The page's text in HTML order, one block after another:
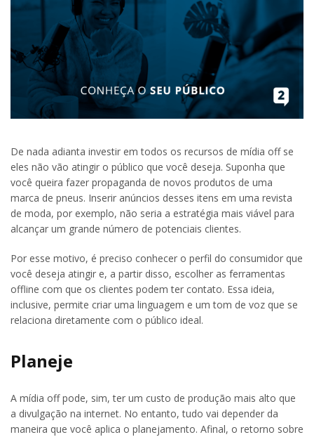
De nada adianta investir em todos os recursos de mídia off se
eles não vão atingir o público que você deseja. Suponha que
você queira fazer propaganda de novos produtos de uma
marca de pneus. Inserir anúncios desses itens em uma revista
de moda, por exemplo, não seria a estratégia mais viável para
alcançar um grande número de potenciais clientes.
Por esse motivo, é preciso conhecer o perfil do consumidor que
você deseja atingir e, a partir disso, escolher as ferramentas
offline com que os clientes podem ter contato. Essa ideia,
inclusive, permite criar uma linguagem e um tom de voz que se
relaciona diretamente com o público ideal.
Planeje
A mídia off pode, sim, ter um custo de produção mais alto que
a divulgação na internet. No entanto, tudo vai depender da
maneira que você aplica o planejamento. Afinal, o retorno sobre